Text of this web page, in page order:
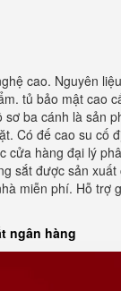
cao. Nguyên
tủ bảo mật cao
ba cánh là sản
Có đế cao su
hàng đại lý
sắt được sản
miễn phí. Hỗ
ngân hàng